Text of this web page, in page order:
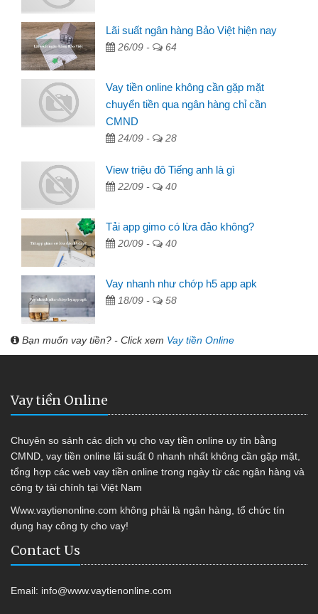
Lãi suất ngân hàng Bảo Việt hiện nay
26/09 - 64
Vay tiền online không cần gặp mặt
chuyển tiền qua ngân hàng chỉ cần
CMND
24/09 - 28
View triệu đô Tiếng anh là gì
22/09 - 40
Tải app gimo có lừa đảo không?
20/09 - 40
Vay nhanh như chớp h5 app apk
18/09 - 58
Bạn muốn vay tiền? - Click xem Vay tiền Online
Vay tiền Online
Chuyên so sánh các dịch vụ cho vay tiền online uy tín bằng
CMND, vay tiền online lãi suất 0 nhanh nhất không cần gặp mặt,
tổng hợp các web vay tiền online trong ngày từ các ngân hàng và
công ty tài chính tại Việt Nam
Www.vaytienonline.com không phải là ngân hàng, tổ chức tín
dụng hay công ty cho vay!
Contact Us
Email: info@www.vaytienonline.com